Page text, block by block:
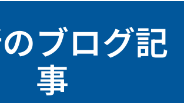
ブログ記
事